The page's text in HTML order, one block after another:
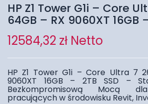
HP Z1 Tower G1i – Core
64GB – RX 9060XT 16GB
12584,32 zł Netto
HP Z1 Tower G1i – Core Ultra 7
9060XT 16GB – 2TB SSD –
Bezkompromisową Mocą
pracujących w środowisku Revit,